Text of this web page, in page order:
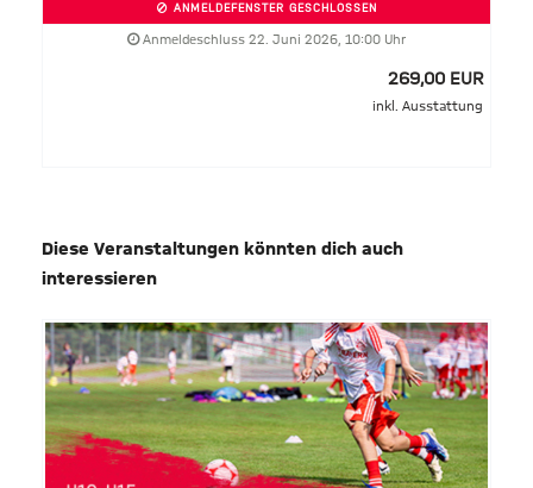
ANMELDEFENSTER GESCHLOSSEN
Anmeldeschluss 22. Juni 2026, 10:00 Uhr
269,00 EUR
inkl. Ausstattung
Diese Veranstaltungen könnten dich auch
interessieren